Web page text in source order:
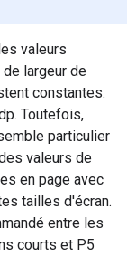
valeurs
largeur de
constantes.
Toutefois,
particulier
valeurs de
en page avec
tailles d'écran.
entre les
courts et P5